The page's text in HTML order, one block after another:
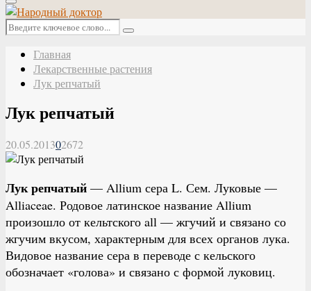
Основное
меню
Искать:
Поиск
Главная
Лекарственные растения
Лук репчатый
Лук репчатый
20.05.201302672
Лук репчатый — Allium сера L. Сем. Луковые —
Alliaceae. Родовое латинское название Allium
произошло от кельтского all — жгучий и связано со
жгучим вкусом, характерным для всех органов лука.
Видовое название сера в переводе с кельского
обозначает «голова» и связано с формой луковиц.